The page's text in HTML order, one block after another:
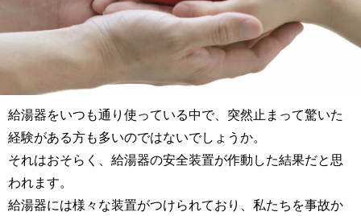
給湯器をいつも通り使っている中で、突然止まって驚いた
経験がある方も多いのではないでしょうか。
それはおそらく、給湯器の安全装置が作動した結果だと思
われます。
給湯器には様々な装置がつけられており、私たちを事故か